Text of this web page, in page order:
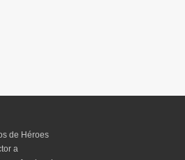
de Héroes
a